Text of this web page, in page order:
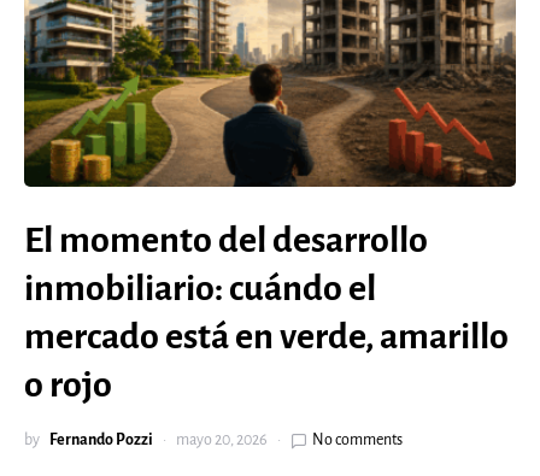
El momento del desarrollo
inmobiliario: cuándo el
mercado está en verde, amarillo
o rojo
by Fernando Pozzi mayo 20, 2026 No comments